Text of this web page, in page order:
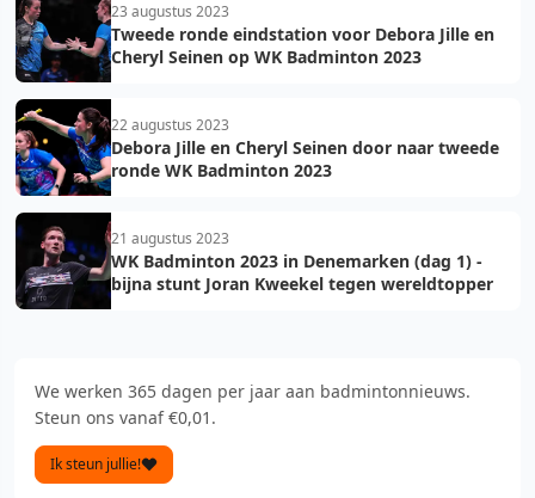
23 augustus 2023
Tweede ronde eindstation voor Debora Jille en
Cheryl Seinen op WK Badminton 2023
22 augustus 2023
Debora Jille en Cheryl Seinen door naar tweede
ronde WK Badminton 2023
21 augustus 2023
WK Badminton 2023 in Denemarken (dag 1) -
bijna stunt Joran Kweekel tegen wereldtopper
We werken 365 dagen per jaar aan badmintonnieuws.
Steun ons vanaf €0,01.
Ik steun jullie!